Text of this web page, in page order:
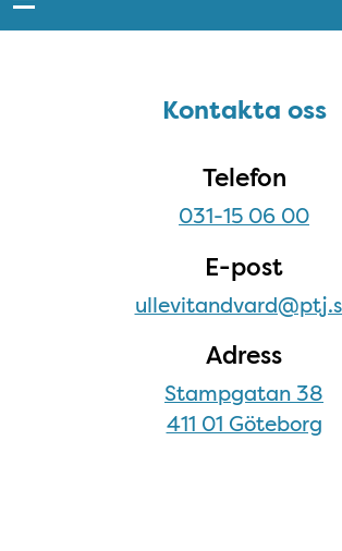
Kontakta ossKontakta oss
Telefon
031-15 06 00
E-post
Adress
Stampgatan 38
411 01 Göteborg